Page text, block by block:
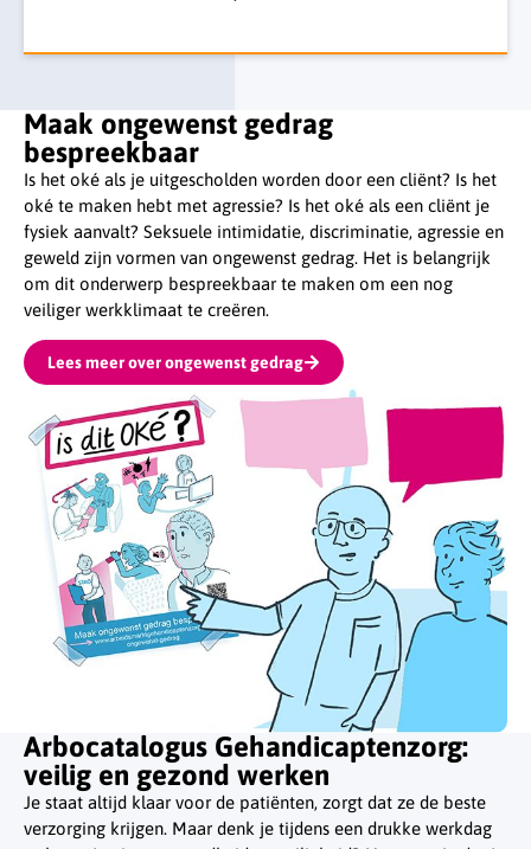
Maak ongewenst gedrag
bespreekbaar
Is het oké als je uitgescholden worden door een cliënt? Is het
oké te maken hebt met agressie? Is het oké als een cliënt je
fysiek aanvalt? Seksuele intimidatie, discriminatie, agressie en
geweld zijn vormen van ongewenst gedrag. Het is belangrijk
om dit onderwerp bespreekbaar te maken om een nog
veiliger werkklimaat te creëren.
Lees meer over ongewenst gedrag
Arbocatalogus Gehandicaptenzorg:
veilig en gezond werken
Je staat altijd klaar voor de patiënten, zorgt dat ze de beste
verzorging krijgen. Maar denk je tijdens een drukke werkdag